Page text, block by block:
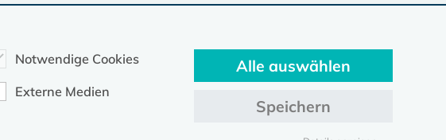
© 2026
Notwendige Cookies
Externe Medien
Alle auswählen
Speichern